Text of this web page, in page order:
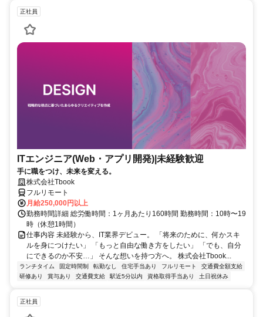
正社員
ITエンジニア(Web・アプリ開発)|未経験歓迎
手に職をつけ、未来を変える。
株式会社Tbook
フルリモート
月給250,000円以上
勤務時間詳細 総労働時間：1ヶ月あたり160時間 勤務時間：10時〜19
時（休憩1時間）
仕事内容 未経験から、IT業界デビュー。 「将来のために、何かスキ
ルを身につけたい」 「もっと自由な働き方をしたい」 「でも、自分
にできるのか不安…」 そんな想いを持つ方へ。 株式会社Tbook...
ランチタイム 固定時間制 転勤なし 住宅手当あり フルリモート
交通費全額支給
研修あり
賞与あり 交通費支給 駅近5分以内 資格取得手当あり 土日祝休み
正社員